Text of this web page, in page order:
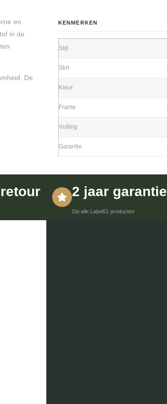
en
in de
De
KENMERKEN
Stijl
Stof
Kleur
Frame
Vulling
Garantie
2 jaar garantie
Op alle Label51 producten